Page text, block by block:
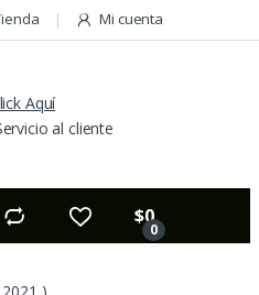
Mi cuenta
Aquí
al cliente
0
$0
)